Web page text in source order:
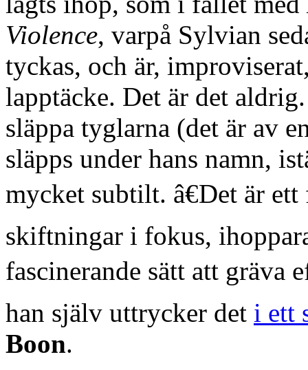
Violence, varpå Sylvian
tyckas, och är,
lapptäcke. Det är det
släppa tyglarna (det är av
släpps under hans namn,
mycket subtilt. â€Det är
skiftningar i fokus,
fascinerande sätt att gräva
han själv uttrycker det i ett
Boon.